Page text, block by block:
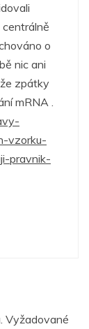
centrálně
o
nic ani
zpátky
mRNA .
vzorku-
pravnik-
Vyžadované